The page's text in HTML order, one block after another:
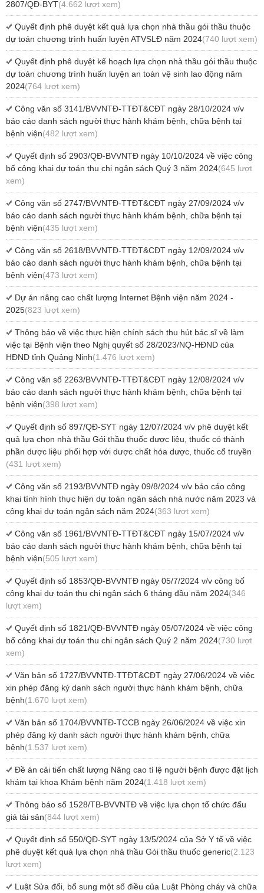
2807/QĐ-BYT(4.662 lượt xem)
Quyết định phê duyệt kết quả lựa chọn nhà thầu gói thầu thuộc
dự toán chương trình huấn luyện ATVSLĐ năm 2024(740 lượt xem)
Quyết định phê duyệt kế hoạch lựa chọn nhà thầu gói thầu thuộc
dự toán chương trình huấn luyện an toàn vệ sinh lao động năm
2024(764 lượt xem)
Công văn số 3141/BVVNTĐ-TTĐT&CĐT ngày 28/10/2024 v/v
báo cáo danh sách người thực hành khám bệnh, chữa bệnh tại
bệnh viện(482 lượt xem)
Quyết định số 2903/QĐ-BVVNTĐ ngày 10/10/2024 về việc công
bố công khai dự toán thu chi ngân sách Quý 3 năm 2024(645 lượt
xem)
Công văn số 2747/BVVNTĐ-TTĐT&CĐT ngày 27/09/2024 v/v
báo cáo danh sách người thực hành khám bệnh, chữa bệnh tại
bệnh viện(435 lượt xem)
Công văn số 2618/BVVNTĐ-TTĐT&CĐT ngày 12/09/2024 v/v
báo cáo danh sách người thực hành khám bệnh, chữa bệnh tại
bệnh viện(473 lượt xem)
Dự án nâng cao chất lượng Internet Bệnh viện năm 2024 -
2025(823 lượt xem)
Thông báo về việc thực hiện chính sách thu hút bác sĩ về làm
việc tại Bệnh viện theo Nghị quyết số 28/2023/NQ-HĐND của
HĐND tỉnh Quảng Ninh(1.476 lượt xem)
Công văn số 2263/BVVNTĐ-TTĐT&CĐT ngày 12/08/2024 v/v
báo cáo danh sách người thực hành khám bệnh, chữa bệnh tại
bệnh viện(398 lượt xem)
Quyết định số 897/QĐ-SYT ngày 12/07/2024 v/v phê duyệt kết
quả lựa chọn nhà thầu Gói thầu thuốc dược liệu, thuốc có thành
phần dược liệu phối hợp với dược chất hóa dược, thuốc cổ truyền
(431 lượt xem)
Công văn số 2193/BVVNTĐ ngày 09/8/2024 v/v báo cáo công
khai tình hình thực hiện dự toán ngân sách nhà nước năm 2023 và
công khai dự toán ngân sách năm 2024(363 lượt xem)
Công văn số 1961/BVVNTĐ-TTĐT&CĐT ngày 15/07/2024 v/v
báo cáo danh sách người thực hành khám bệnh, chữa bệnh tại
bệnh viện(505 lượt xem)
Quyết định số 1853/QĐ-BVVNTĐ ngày 05/7/2024 v/v công bố
công khai dự toán thu chi ngân sách 6 tháng đầu năm 2024(346
lượt xem)
Quyết định số 1821/QĐ-BVVNTĐ ngày 05/07/2024 về việc công
bố công khai dự toán thu chi ngân sách Quý 2 năm 2024(730 lượt
xem)
Văn bản số 1727/BVVNTĐ-TTĐT&CĐT ngày 27/06/2024 về việc
xin phép đăng ký danh sách người thực hành khám bệnh, chữa
bệnh(1.670 lượt xem)
Văn bản số 1704/BVVNTĐ-TCCB ngày 26/06/2024 về việc xin
phép đăng ký danh sách người thực hành khám bệnh, chữa
bệnh(1.537 lượt xem)
Đề án cải tiến chất lượng Nâng cao tỉ lệ người bệnh được đặt lịch
khám tại khoa Khám bệnh năm 2024(1.418 lượt xem)
Thông báo số 1528/TB-BVVNTĐ về việc lựa chọn tổ chức đấu
giá tài sản(844 lượt xem)
Quyết định số 550/QĐ-SYT ngày 13/5/2024 của Sở Y tế về việc
phê duyệt kết quả lựa chọn nhà thầu Gói thầu thuốc generic(2.123
lượt xem)
Luật Sửa đổi, bổ sung một số điều của Luật Phòng cháy và chữa